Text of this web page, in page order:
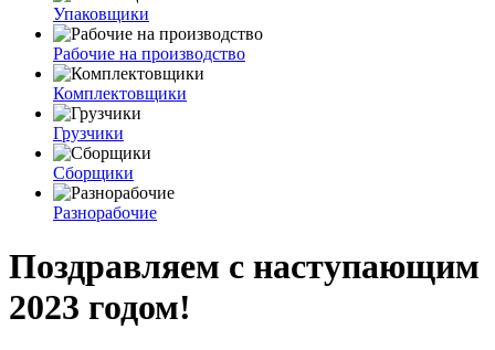
Упаковщики
Рабочие на производство
Комплектовщики
Грузчики
Сборщики
Разнорабочие
Поздравляем с наступающим
2023 годом!